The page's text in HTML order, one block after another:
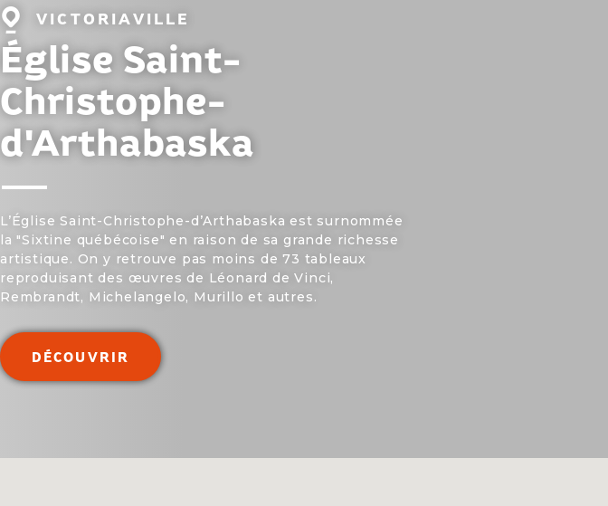
Localité
:
VICTORIAVILLE
Église Saint-
Christophe-
d'Arthabaska
L’Église Saint-Christophe-d’Arthabaska est surnommée
la "Sixtine québécoise" en raison de sa grande richesse
artistique. On y retrouve pas moins de 73 tableaux
reproduisant des œuvres de Léonard de Vinci,
Rembrandt, Michelangelo, Murillo et autres.
DÉCOUVRIR